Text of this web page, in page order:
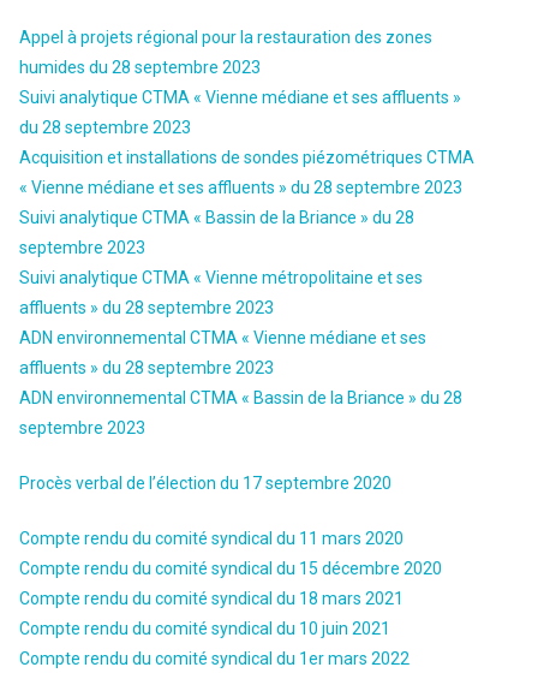
Appel à projets régional pour la restauration des zones
humides du 28 septembre 2023
Suivi analytique CTMA « Vienne médiane et ses affluents »
du 28 septembre 2023
Acquisition et installations de sondes piézométriques CTMA
« Vienne médiane et ses affluents » du 28 septembre 2023
Suivi analytique CTMA « Bassin de la Briance » du 28
septembre 2023
Suivi analytique CTMA « Vienne métropolitaine et ses
affluents » du 28 septembre 2023
ADN environnemental CTMA « Vienne médiane et ses
affluents » du 28 septembre 2023
ADN environnemental CTMA « Bassin de la Briance » du 28
septembre 2023
Procès verbal de l’élection du 17 septembre 2020
Compte rendu du comité syndical du 11 mars 2020
Compte rendu du comité syndical du 15 décembre 2020
Compte rendu du comité syndical du 18 mars 2021
Compte rendu du comité syndical du 10 juin 2021
Compte rendu du comité syndical du 1er mars 2022